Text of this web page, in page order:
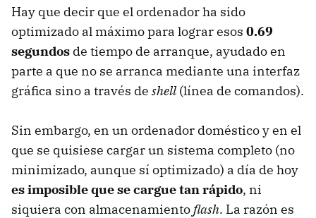
Hay que decir que el ordenador ha sido
optimizado al máximo para lograr esos 0.69
segundos de tiempo de arranque, ayudado en
parte a que no se arranca mediante una interfaz
gráfica sino a través de shell(línea de comandos).
Sin embargo, en un ordenador doméstico y en el
que se quisiese cargar un sistema completo (no
minimizado, aunque sí optimizado) a día de hoy
es imposible que se cargue tan rápido, ni
siquiera con almacenamiento flash. La razón es